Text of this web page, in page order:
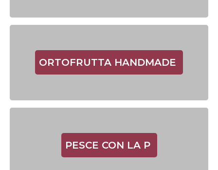
ORTOFRUTTA HANDMADE
PESCE CON LA P